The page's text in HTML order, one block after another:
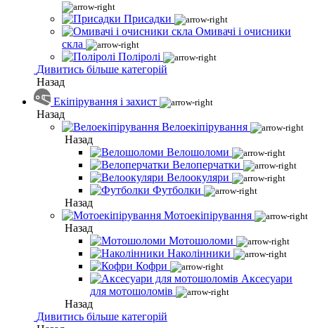
Присадки
Омивачі і очисники
скла
Поліролі
Дивитись більше категорій
Назад
Екіпірування і захист
Назад
Велоекіпірування
Назад
Велошоломи
Велоперчатки
Велоокуляри
Футболки
Назад
Мотоекіпірування
Назад
Мотошоломи
Наколінники
Кофри
Аксесуари
для мотошоломів
Назад
Дивитись більше категорій